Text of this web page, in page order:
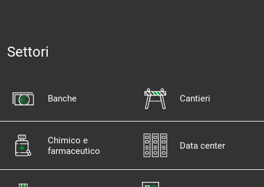
Settori
Banche Cantieri
Chimico e
farmaceutico
Data center